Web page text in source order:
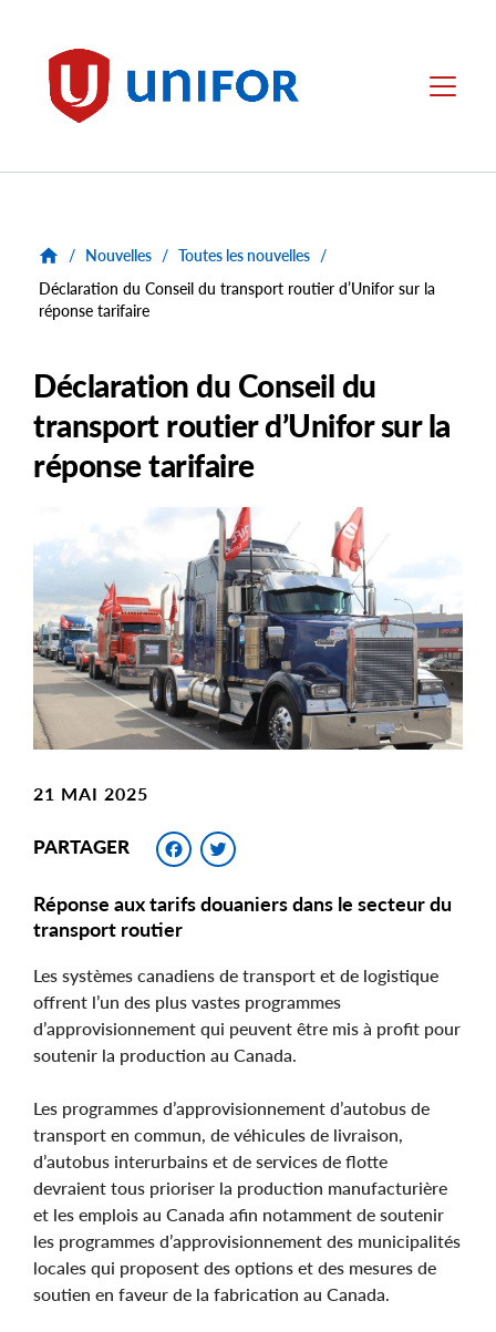
Unifor Menu
/ Nouvelles / Toutes les nouvelles /
Déclaration du Conseil du transport routier d’Unifor sur la
réponse tarifaire
Déclaration du Conseil du
transport routier d’Unifor sur la
réponse tarifaire
Main
Image
Image
21 MAI 2025
PARTAGER Facebook
Réponse aux tarifs douaniers dans le secteur du
transport routier
Les systèmes canadiens de transport et de logistique
offrent l’un des plus vastes programmes
d’approvisionnement qui peuvent être mis à profit pour
soutenir la production au Canada.
Les programmes d’approvisionnement d’autobus de
transport en commun, de véhicules de livraison,
d’autobus interurbains et de services de flotte
devraient tous prioriser la production manufacturière
et les emplois au Canada afin notamment de soutenir
les programmes d’approvisionnement des municipalités
locales qui proposent des options et des mesures de
soutien en faveur de la fabrication au Canada.